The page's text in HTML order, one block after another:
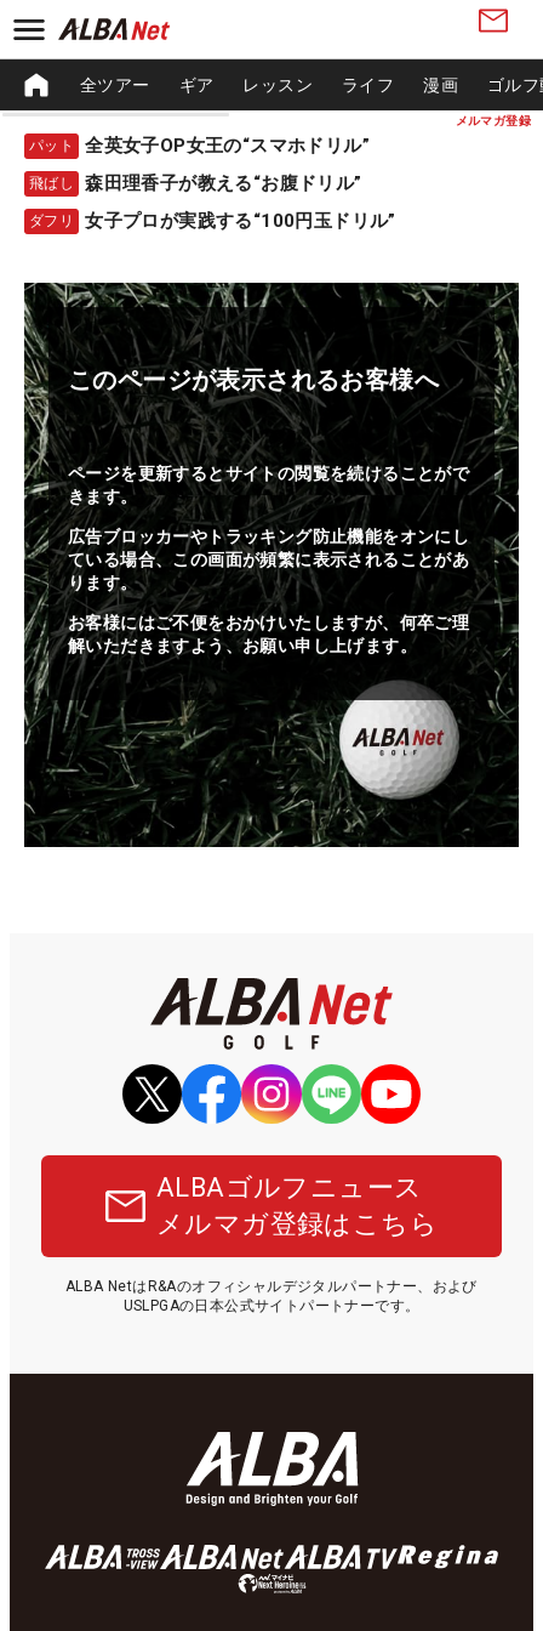
メルマガ登録
全ツアー ギア レッスン ライフ 漫画 ゴル
パット 全英女子OP女王の“スマホドリル”
飛ばし 森田理香子が教える“お腹ドリル”
ダフリ 女子プロが実践する“100円玉ドリル”
このページが表示されるお客様へ
ページを更新するとサイトの閲覧を続けることがで
きます。
広告ブロッカーやトラッキング防止機能をオンにし
ている場合、この画面が頻繁に表示されることがあ
ります。
お客様にはご不便をおかけいたしますが、何卒ご理
解いただきますよう、お願い申し上げます。
ALBAゴルフニュース
メルマガ登録はこちら
ALBA NetはR&Aのオフィシャルデジタルパートナー、および
USLPGAの日本公式サイトパートナーです。